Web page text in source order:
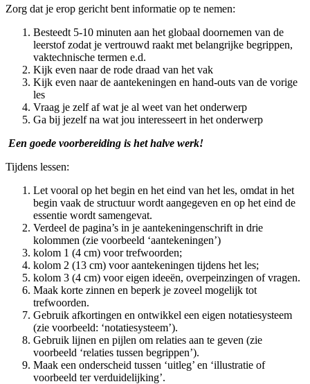
Zorg dat je erop gericht bent informatie op te nemen:
Besteedt 5-10 minuten aan het globaal doornemen van de
leerstof zodat je vertrouwd raakt met belangrijke begrippen,
vaktechnische termen e.d.
Kijk even naar de rode draad van het vak
Kijk even naar de aantekeningen en hand-outs van de vorige
les
Vraag je zelf af wat je al weet van het onderwerp
Ga bij jezelf na wat jou interesseert in het onderwerp
Een goede voorbereiding is het halve werk!
Tijdens lessen:
Let vooral op het begin en het eind van het les, omdat in het
begin vaak de structuur wordt aangegeven en op het eind de
essentie wordt samengevat.
Verdeel de pagina’s in je aantekeningenschrift in drie
kolommen (zie voorbeeld ‘aantekeningen’)
kolom 1 (4 cm) voor trefwoorden;
kolom 2 (13 cm) voor aantekeningen tijdens het les;
kolom 3 (4 cm) voor eigen ideeën, overpeinzingen of vragen.
Maak korte zinnen en beperk je zoveel mogelijk tot
trefwoorden.
Gebruik afkortingen en ontwikkel een eigen notatiesysteem
(zie voorbeeld: ‘notatiesysteem’).
Gebruik lijnen en pijlen om relaties aan te geven (zie
voorbeeld ‘relaties tussen begrippen’).
Maak een onderscheid tussen ‘uitleg’ en ‘illustratie of
voorbeeld ter verduidelijking’.